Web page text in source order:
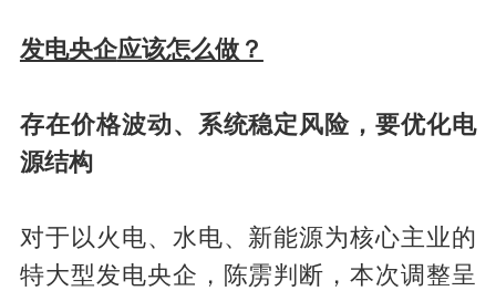
发电央企应该怎么做？
存在价格波动、系统稳定风险，要优化电
源结构
对于以火电、水电、新能源为核心主业的
特大型发电央企，陈雳判断，本次调整呈